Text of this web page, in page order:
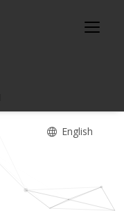
English